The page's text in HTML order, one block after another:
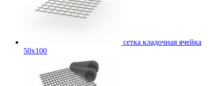
сетка кладочная ячейка
50x100